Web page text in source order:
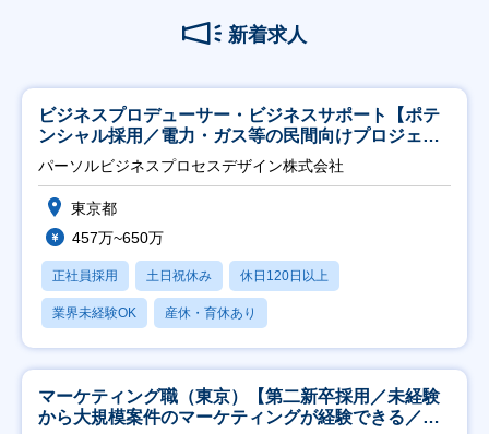
新着求人
ビジネスプロデューサー・ビジネスサポート【ポテ
ンシャル採用／電力・ガス等の民間向けプロジェク
ト推進】
パーソルビジネスプロセスデザイン株式会社
東京都
457万~650万
正社員採用 土日祝休み 休日120日以上
業界未経験OK 産休・育休あり
マーケティング職（東京）【第二新卒採用／未経験
から大規模案件のマーケティングが経験できる／研